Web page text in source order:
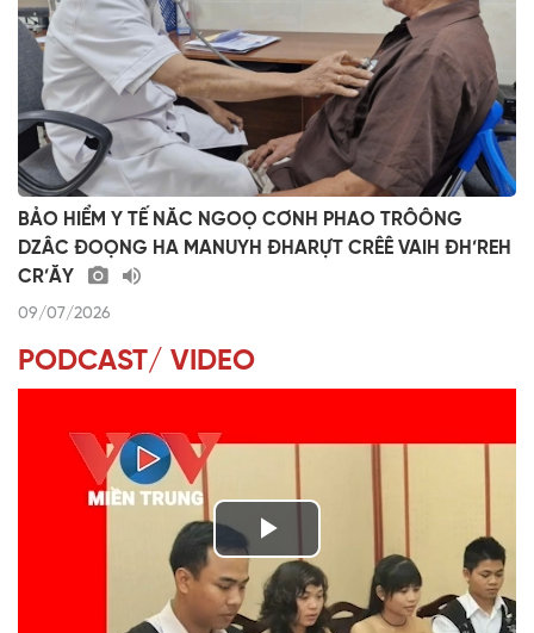
BẢO HIỂM Y TẾ NĂC NGOỌ CƠNH PHAO TRÔÔNG
DZÂC ĐOỌNG HA MANUYH ĐHARỰT CRÊÊ VAIH ĐH’REH
CR’ĂY
09/07/2026
PODCAST/ VIDEO
P
l